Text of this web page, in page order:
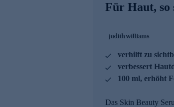
Für Haut, so
verhilft zu
verbessert
100 ml, erhöht
Das Skin Beauty